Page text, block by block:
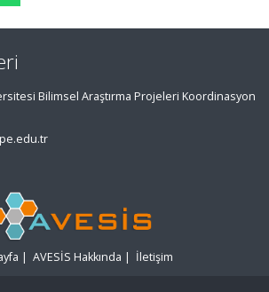
Bilimsel Araştırma Projeleri Koordinasyon
| AVESİS Hakkında | İletişim